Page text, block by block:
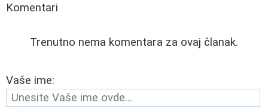
Komentari
Trenutno nema komentara za ovaj članak.
Vaše ime: